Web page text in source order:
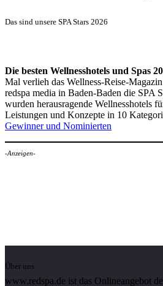
Das sind unsere SPA Stars 2026
Die besten Wellnesshotels und Spas
Mal verlieh das Wellness-Reise-
redspa media in Baden-Baden die SPA
wurden herausragende Wellnesshotels
Leistungen und Konzepte in 10
Gewinner und Nominierten
-Anzeigen-
Über uns
www.redspa.de ist das Onlineangebot